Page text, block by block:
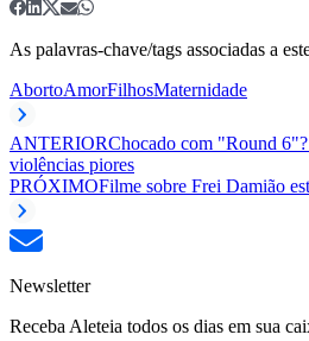
As palavras-chave/tags associadas a
AbortoAmorFilhosMaternidade
ANTERIORChocado com "Round
violências piores
PRÓXIMOFilme sobre Frei Damião
Newsletter
Receba Aleteia todos os dias em sua